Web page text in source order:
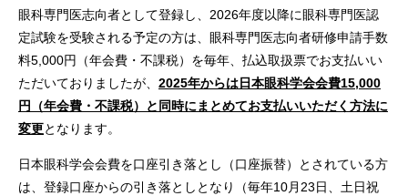
眼科専門医志向者として登録し、2026年度以降に眼科専門医認
定試験を受験される予定の方は、眼科専門医志向者研修申請手数
料5,000円（年会費・不課税）を毎年、払込取扱票でお支払いい
ただいておりましたが、 2025年からは日本眼科学会会費15,000
円（年会費・不課税）と同時にまとめてお支払いいただく方法に
変更となります。
日本眼科学会会費を口座引き落とし（口座振替）とされている方
は、登録口座からの引き落としとなり（毎年10月23日、土日祝